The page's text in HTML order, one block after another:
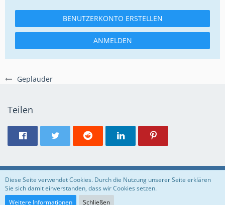
Geplauder
BENUTZERKONTO ERSTELLEN
ANMELDEN
Teilen
Regeln Datenschutzerklärung Impressum
Community-Software:
Diese Seite verwendet Cookies. Durch die Nutzung unserer Seite erklären
Sie sich damit einverstanden, dass wir Cookies setzen.
Weitere Informationen
Schließen